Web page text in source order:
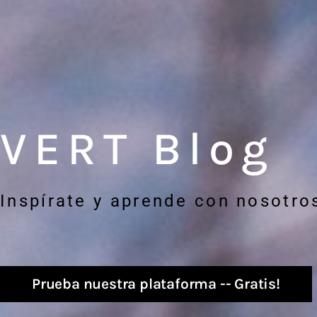
VERT Blog
Inspírate y aprende con
Prueba nuestra plataforma -- Gratis!